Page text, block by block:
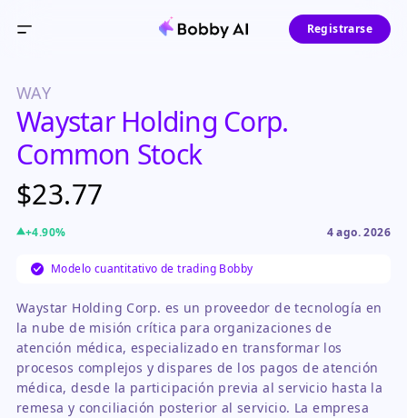
Registrarse
WAY
Waystar Holding Corp.
Common Stock
$23.77
+4.90% 4 ago. 2026
Modelo cuantitativo de trading Bobby
Waystar Holding Corp. es un proveedor de tecnología en
la nube de misión crítica para organizaciones de
atención médica, especializado en transformar los
procesos complejos y dispares de los pagos de atención
médica, desde la participación previa al servicio hasta la
remesa y conciliación posterior al servicio. La empresa